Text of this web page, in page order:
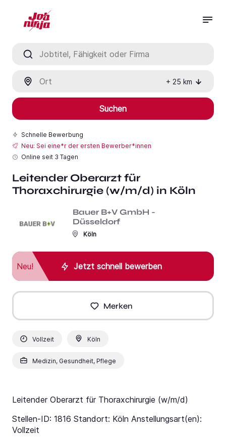
+ 25 km
Suchen
Schnelle Bewerbung
Neu: Sei eine*r der ersten Bewerber*innen
Online seit 3 Tagen
Leitender Oberarzt für
Thoraxchirurgie (w/m/d) in Köln
Bauer B+V GmbH -
Düsseldorf
Köln
Jetzt schnell bewerben
Neu!
Merken
Vollzeit Köln
Medizin, Gesundheit, Pflege
Leitender Oberarzt für Thoraxchirurgie (w/m/d)
Stellen-ID: 1816 Standort: Köln Anstellungsart(en):
Vollzeit